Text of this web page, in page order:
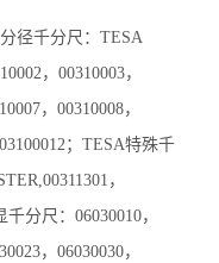
分径千分尺：TESA
，00310003，
，00310008，
；TESA特殊千
，
千分尺：06030010，
，06030030，